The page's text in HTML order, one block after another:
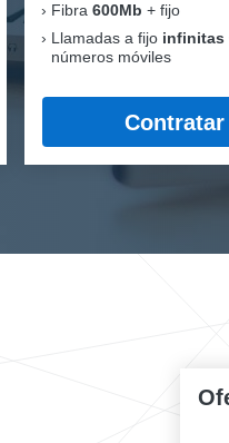
Fibra 600Mb + fijo
Llamadas a fijo infinitas
números móviles
Contratar